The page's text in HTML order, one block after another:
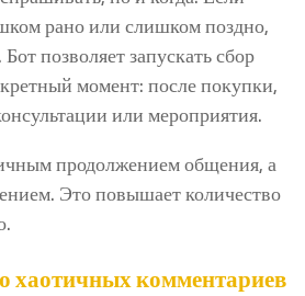
рано или слишком поздно,
позволяет запускать сбор
момент: после покупки,
или мероприятия.
продолжением общения, а
Это повышает количество
хаотичных комментариев